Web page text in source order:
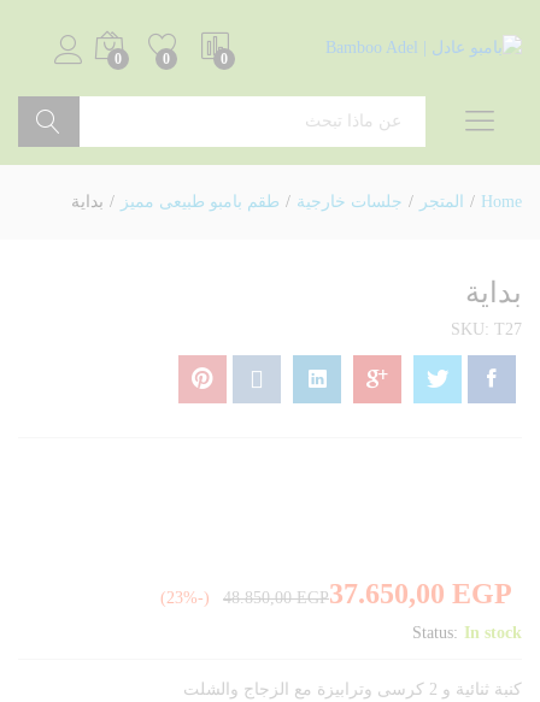
0
0
0
Home
/ المتجر / جلسات خارجية / طقم بامبو طبيعى مميز / بداية
بداية
SKU: T27
37.650,00 EGP
48.850,00EGP
(-23%)
Status: In stock
كنبة ثنائية و 2 كرسى وترابيزة مع الزجاج والشلت